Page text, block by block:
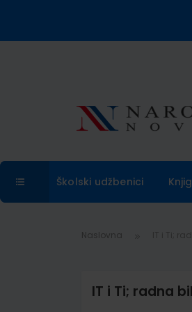
Školski udžbenici
Naslovna
IT i Ti; radna